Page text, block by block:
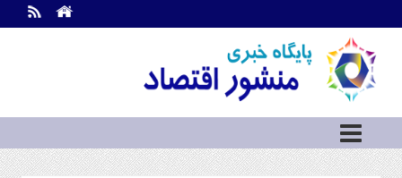
اطلاعات
تماس
ما
درباره
ما